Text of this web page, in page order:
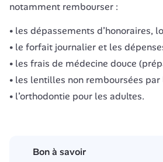
notamment rembourser :
les dépassements d’honoraires,
le forfait journalier et les
les frais de médecine douce
les lentilles non remboursées
l’orthodontie pour les adultes.
Bon à savoir